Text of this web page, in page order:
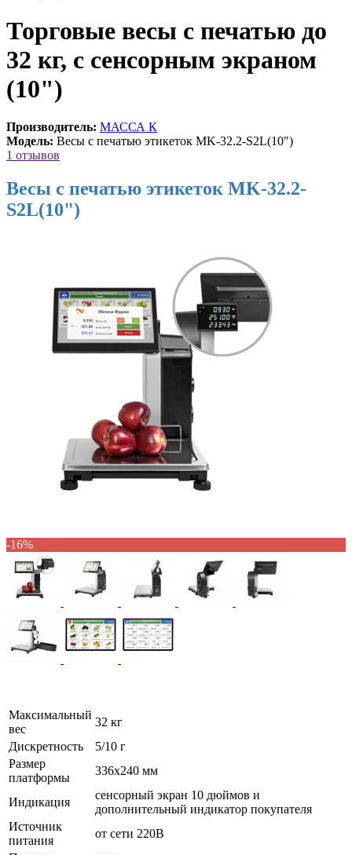
Торговые весы с печатью до
32 кг, с сенсорным экраном
(10")
Производитель: МАССА К
Модель: Весы с печатью этикеток MK-32.2-S2L(10")
1 отзывов
Весы с печатью этикеток MK-32.2-
S2L(10")
-16%
Максимальный
вес
32 кг
Дискретность
5/10 г
Размер
платформы
336х240 мм
Индикация
сенсорный экран 10 дюймов и
дополнительный индикатор покупателя
Источник
питания
от сети 220В